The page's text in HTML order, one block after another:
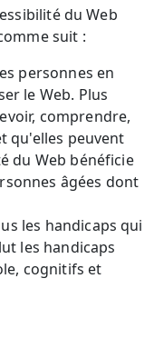
du Web
suit :
personnes en
le Web. Plus
comprendre,
qu'elles peuvent
du Web bénéficie
âgées dont
les handicaps qui
les handicaps
cognitifs et